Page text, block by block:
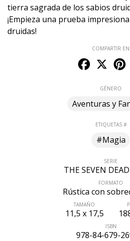
tierra sagrada de los sabios
¡Empieza una prueba
druidas!
COMPARTIR EN
Facebook
X
GÉNERO
Aventuras y
ETIQUETAS #
#Magia
SERIE
THE SEVEN
FORMATO
Rústica con
TAMAÑO
11,5 x 17,5
ISBN
978-84-679-